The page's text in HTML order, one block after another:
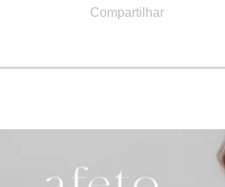
Compartilhar